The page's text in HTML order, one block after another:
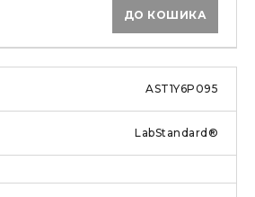
ДО КОШИКА
AST1Y6P095
LabStandard®